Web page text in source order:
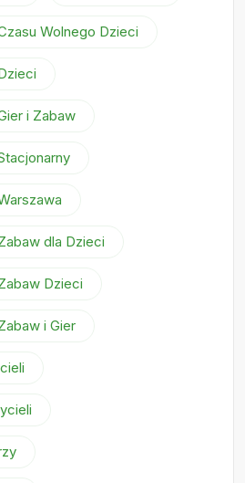
Wolnego Dzieci
i Zabaw
dla Dzieci
Dzieci
i Gier